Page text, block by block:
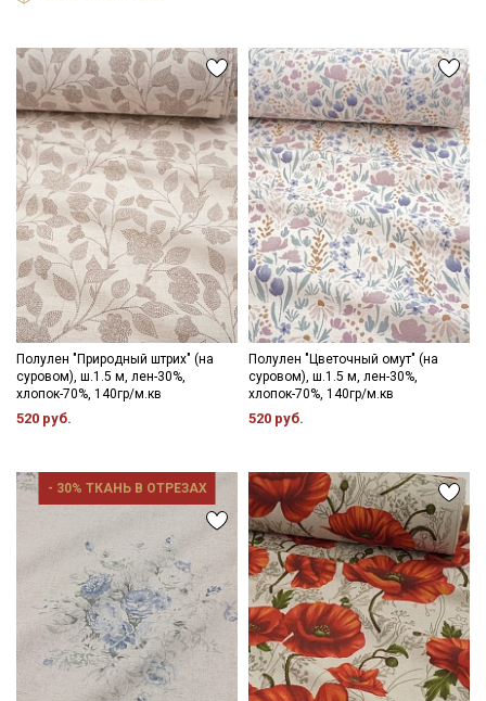
Полулен "Природный штрих" (на
суровом), ш.1.5 м, лен-30%,
хлопок-70%, 140гр/м.кв
520 руб.
Полулен "Цветочный омут" (на
суровом), ш.1.5 м, лен-30%,
хлопок-70%, 140гр/м.кв
520 руб.
- 30% ТКАНЬ В ОТРЕЗАХ